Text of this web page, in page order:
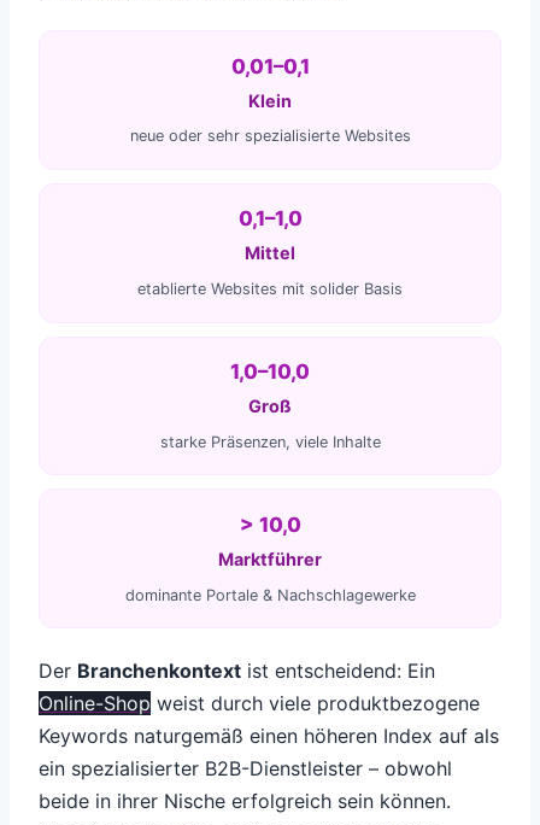
0,01–0,1
Klein
neue oder sehr spezialisierte Websites
0,1–1,0
Mittel
etablierte Websites mit solider Basis
1,0–10,0
Groß
starke Präsenzen, viele Inhalte
> 10,0
Marktführer
dominante Portale & Nachschlagewerke
Der Branchenkontext ist entscheidend: Ein
Online-Shop weist durch viele produktbezogene
Keywords naturgemäß einen höheren Index auf als
ein spezialisierter B2B-Dienstleister – obwohl
beide in ihrer Nische erfolgreich sein können.